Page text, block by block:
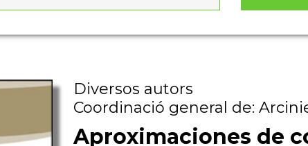
Diversos autors
Coordinació general de:
Aproximaciones de